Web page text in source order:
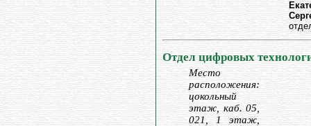
Отдел цифровых
Место
расположения:
цокольный
этаж, каб. 05,
021, 1 этаж,